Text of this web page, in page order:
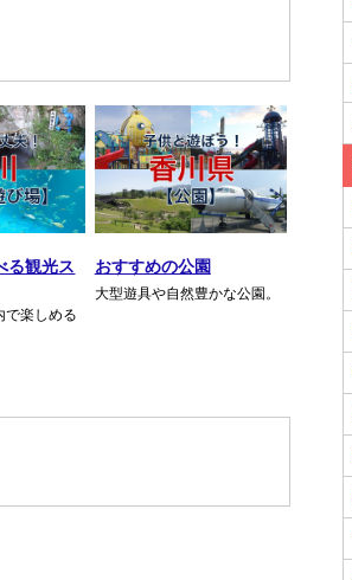
る観光ス
で楽しめる
おすすめの公園
大型遊具や自然豊かな公園。